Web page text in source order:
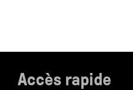
Accès rapide